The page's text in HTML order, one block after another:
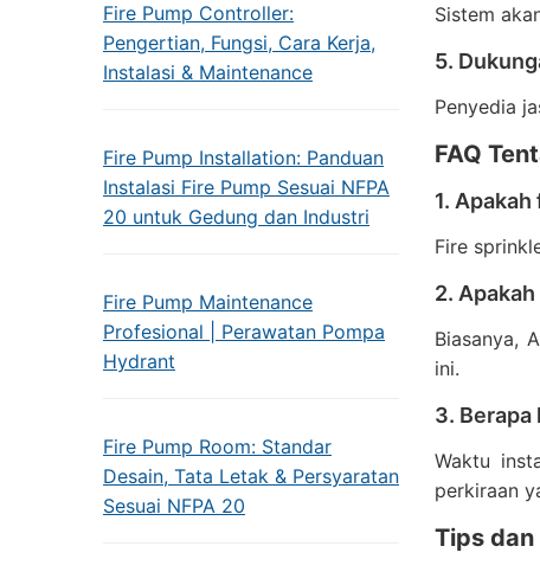
Fire Pump Controller:
Pengertian, Fungsi, Cara Kerja,
Instalasi & Maintenance
Fire Pump Installation: Panduan
Instalasi Fire Pump Sesuai NFPA
20 untuk Gedung dan Industri
Fire Pump Maintenance
Profesional | Perawatan Pompa
Hydrant
Fire Pump Room: Standar
Desain, Tata Letak & Persyaratan
Sesuai NFPA 20
Sistem
5.
Penyedia
FAQ
1.
Fire
2.
Biasanya,
ini.
3.
Waktu
perkiraan
Tips